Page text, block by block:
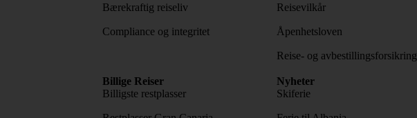
Bærekraftig reiseliv
Compliance og integritet
Reisevilkår
Åpenhetsloven
Reise- og avbestillingsforsikring
Billige Reiser
Billigste restplasser
Nyheter
Skiferie